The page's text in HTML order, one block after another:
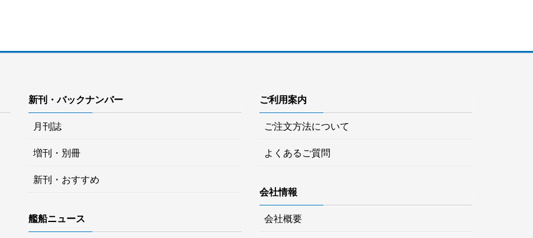
新刊・バックナンバー
月刊誌
増刊・別冊
新刊・おすすめ
艦船ニュース
ご利用案内
ご注文方法について
よくあるご質問
会社情報
会社概要